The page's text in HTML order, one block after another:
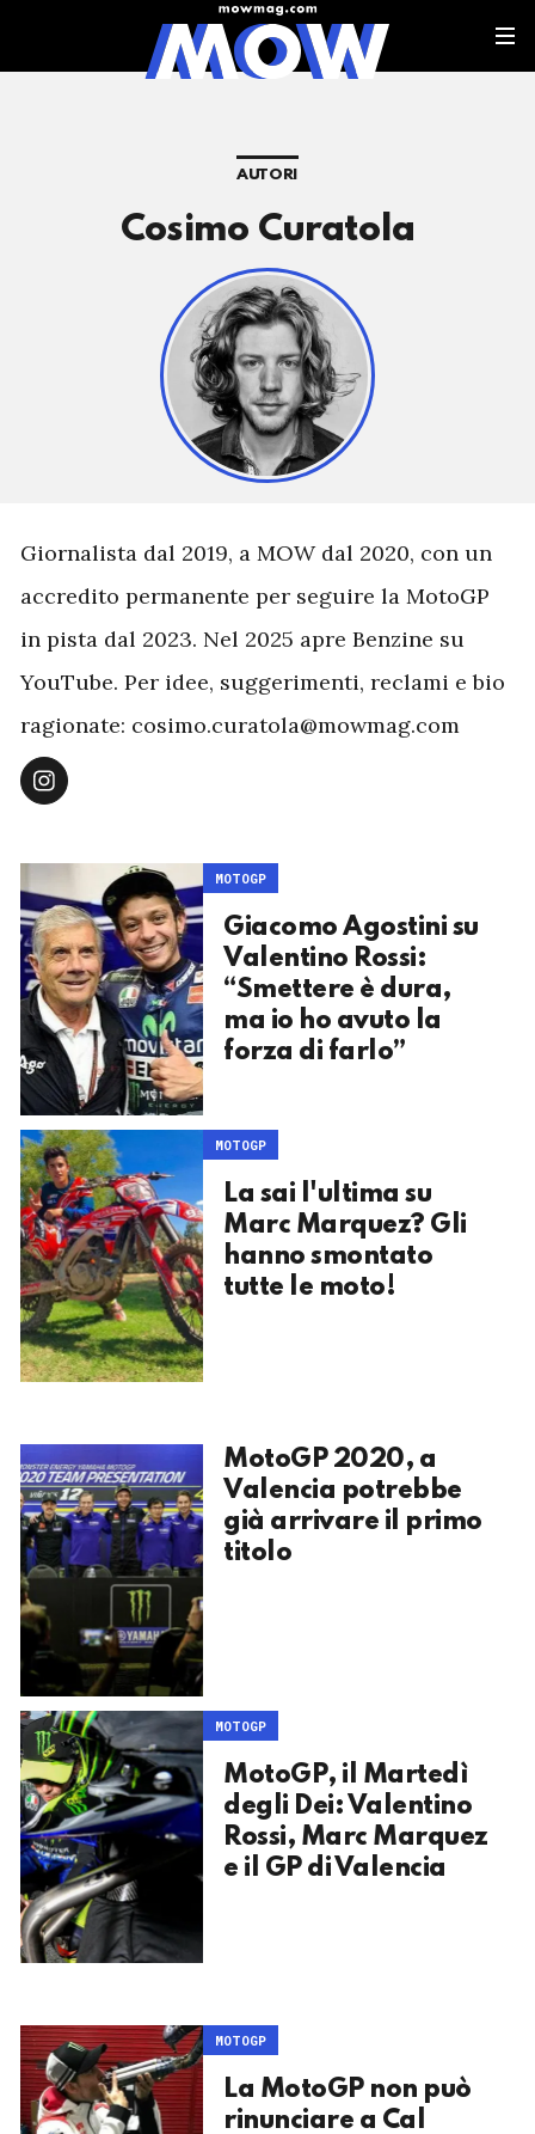
AUTORI
Cosimo Curatola
Giornalista dal 2019, a MOW dal 2020, con un
accredito permanente per seguire la MotoGP
in pista dal 2023. Nel 2025 apre Benzine su
YouTube. Per idee, suggerimenti, reclami e bio
ragionate: cosimo.curatola@mowmag.com
MOTOGP
Giacomo Agostini su
Valentino Rossi:
“Smettere è dura,
ma io ho avuto la
forza di farlo”
MOTOGP
La sai l'ultima su
Marc Marquez? Gli
hanno smontato
tutte le moto!
MotoGP 2020, a
Valencia potrebbe
già arrivare il primo
titolo
MOTOGP
MotoGP, il Martedì
degli Dei: Valentino
Rossi, Marc Marquez
e il GP di Valencia
MOTOGP
La MotoGP non può
rinunciare a Cal